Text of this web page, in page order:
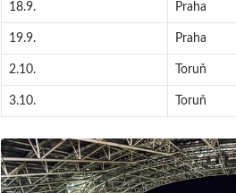
18.9. Praha
19.9. Praha
2.10. Toruň
3.10. Toruň